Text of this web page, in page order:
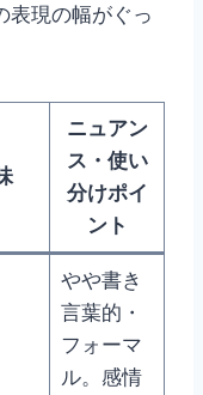
表現の幅がぐっ
ニュアン
ス・使い
分けポイ
ント
やや書き
言葉的・
フォーマ
ル。感情